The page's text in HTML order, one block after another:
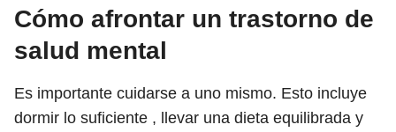
Cómo afrontar un trastorno de
salud mental
Es importante cuidarse a uno mismo. Esto incluye
dormir lo suficiente , llevar una dieta equilibrada y